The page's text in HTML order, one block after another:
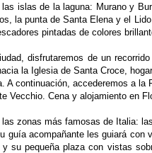
islas de la laguna: Murano y
la punta de Santa Elena y el
pintadas de colores
disfrutaremos de un
la Iglesia de Santa Croce,
continuación, accederemos a
Vecchio. Cena y alojamiento en
zonas más famosas de Italia:
guía acompañante les guiará con
y su pequeña plaza con vistas